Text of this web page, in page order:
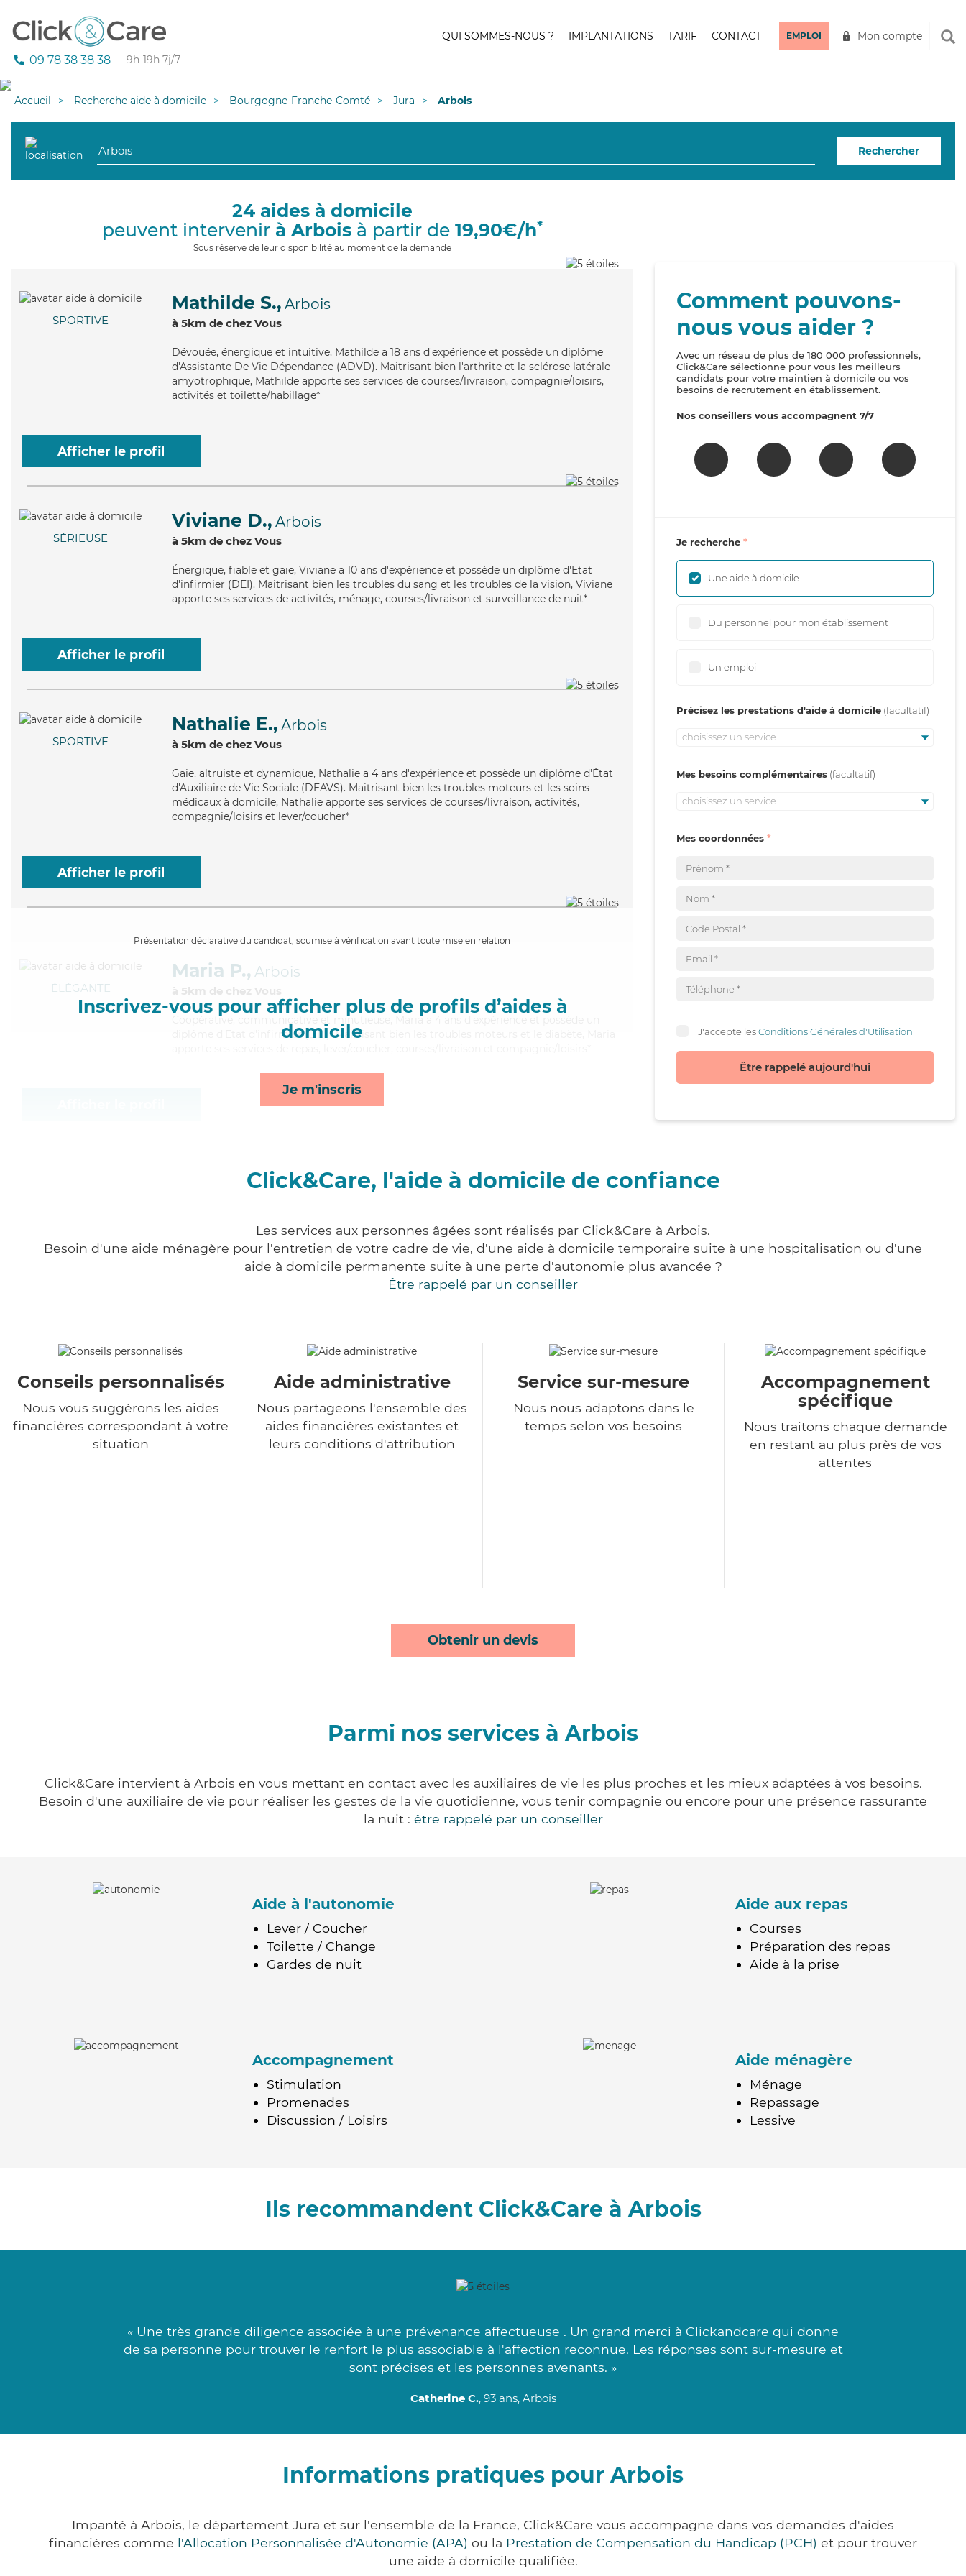
09 78 38 38 38 — 9h-19h 7j/7
QUI SOMMES-NOUS ? IMPLANTATIONS TARIF CONTACT EMPLOI Mon compte
Accueil Recherche aide à domicile Bourgogne-Franche-Comté Jura Arbois
Rechercher
24 aides à domicile
peuvent intervenir à Arboisà partir de 19,90€/h*
Sous réserve de leur disponibilité au moment de la demande
SPORTIVE
Mathilde S., Arbois
à 5km de chez Vous
Dévouée, énergique et intuitive, Mathilde a 18 ans d'expérience et possède un diplôme
d'Assistante De Vie Dépendance (ADVD). Maitrisant bien l'arthrite et la sclérose latérale
amyotrophique, Mathilde apporte ses services de courses/livraison, compagnie/loisirs,
activités et toilette/habillage*
Afficher le profil
SÉRIEUSE
Viviane D., Arbois
à 5km de chez Vous
Énergique, fiable et gaie, Viviane a 10 ans d'expérience et possède un diplôme d'Etat
d'infirmier (DEI). Maitrisant bien les troubles du sang et les troubles de la vision, Viviane
apporte ses services de activités, ménage, courses/livraison et surveillance de nuit*
Afficher le profil
SPORTIVE
Nathalie E., Arbois
à 5km de chez Vous
Gaie, altruiste et dynamique, Nathalie a 4 ans d'expérience et possède un diplôme d'État
d'Auxiliaire de Vie Sociale (DEAVS). Maitrisant bien les troubles moteurs et les soins
médicaux à domicile, Nathalie apporte ses services de courses/livraison, activités,
compagnie/loisirs et lever/coucher*
Afficher le profil
Présentation déclarative du candidat, soumise à vérification avant toute mise en relation
Inscrivez-vous pour afficher plus de profils d’aides à
domicile
Je m'inscris
ÉLÉGANTE
Maria P., Arbois
à 5km de chez Vous
Coopérative
, communicative et minutieuse, Maria a 4 ans d'expérience et possède un
diplôme d'Etat d'infirmier (DEI). Maitrisant bien les troubles moteurs et le diabète, Maria
Comment pouvons-
nous vous aider ?
Avec un réseau de plus de 180 000 professionnels,
Click&Care sélectionne pour vous les meilleurs
candidats pour votre maintien à domicile ou vos
besoins de recrutement en établissement.
Nos conseillers vous accompagnent 7/7
Je recherche
Une aide à domicile
Du personnel pour mon établissement
Un emploi
Précisez les prestations d'aide à domicile
choisissez un service
Mes besoins complémentaires
choisissez un service
Mes coordonnées
J'accepte lesConditions Générales d'Utilisation
Être rappelé aujourd'hui
Click&Care, l'aide à domicile de confiance
Les services aux personnes âgées sont réalisés par Click&Care à Arbois.
Besoin d'une aide ménagère pour l'entretien de votre cadre de vie, d'une aide à domicile temporaire suite à une hospitalisation ou d'une
aide à domicile permanente suite à une perte d'autonomie plus avancée ?
Être rappelé par un conseiller
Conseils personnalisés
Nous vous suggérons les aides
financières correspondant à votre
situation
Aide administrative
Nous partageons l'ensemble des
aides financières existantes et
leurs conditions d'attribution
Service sur-mesure
Nous nous adaptons dans le
temps selon vos besoins
Accompagnement
spécifique
Nous traitons chaque demande
en restant au plus près de vos
attentes
Obtenir un devis
Parmi nos services à Arbois
Click&Care intervient à Arbois en vous mettant en contact avec les auxiliaires de vie les plus proches et les mieux adaptées à vos besoins.
Besoin d'une auxiliaire de vie pour réaliser les gestes de la vie quotidienne, vous tenir compagnie ou encore pour une présence rassurante
la nuit : être rappelé par un conseiller
Aide à l'autonomie
Lever / Coucher
Toilette / Change
Gardes de nuit
Aide aux repas
Courses
Préparation des repas
Aide à la prise
Accompagnement
Stimulation
Promenades
Discussion / Loisirs
Aide ménagère
Ménage
Repassage
Lessive
Ils recommandent Click&Care à Arbois
« Une très grande diligence associée à une prévenance affectueuse . Un grand merci à Clickandcare qui donne
de sa personne pour trouver le renfort le plus associable à l'affection reconnue. Les réponses sont sur-mesure et
sont précises et les personnes avenants. »
Catherine C., 93 ans, Arbois
Informations pratiques pour Arbois
Impanté à Arbois, le département Jura et sur l'ensemble de la France, Click&Care vous accompagne dans vos demandes d'aides
financières comme l'Allocation Personnalisée d'Autonomie (APA) ou la Prestation de Compensation du Handicap (PCH) et pour trouver
une aide à domicile qualifiée.